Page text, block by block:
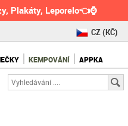
Plakáty, Leporelo👈⌚
CZ(KČ)
RO(RON)
KEMPOVÁNÍ APPKA